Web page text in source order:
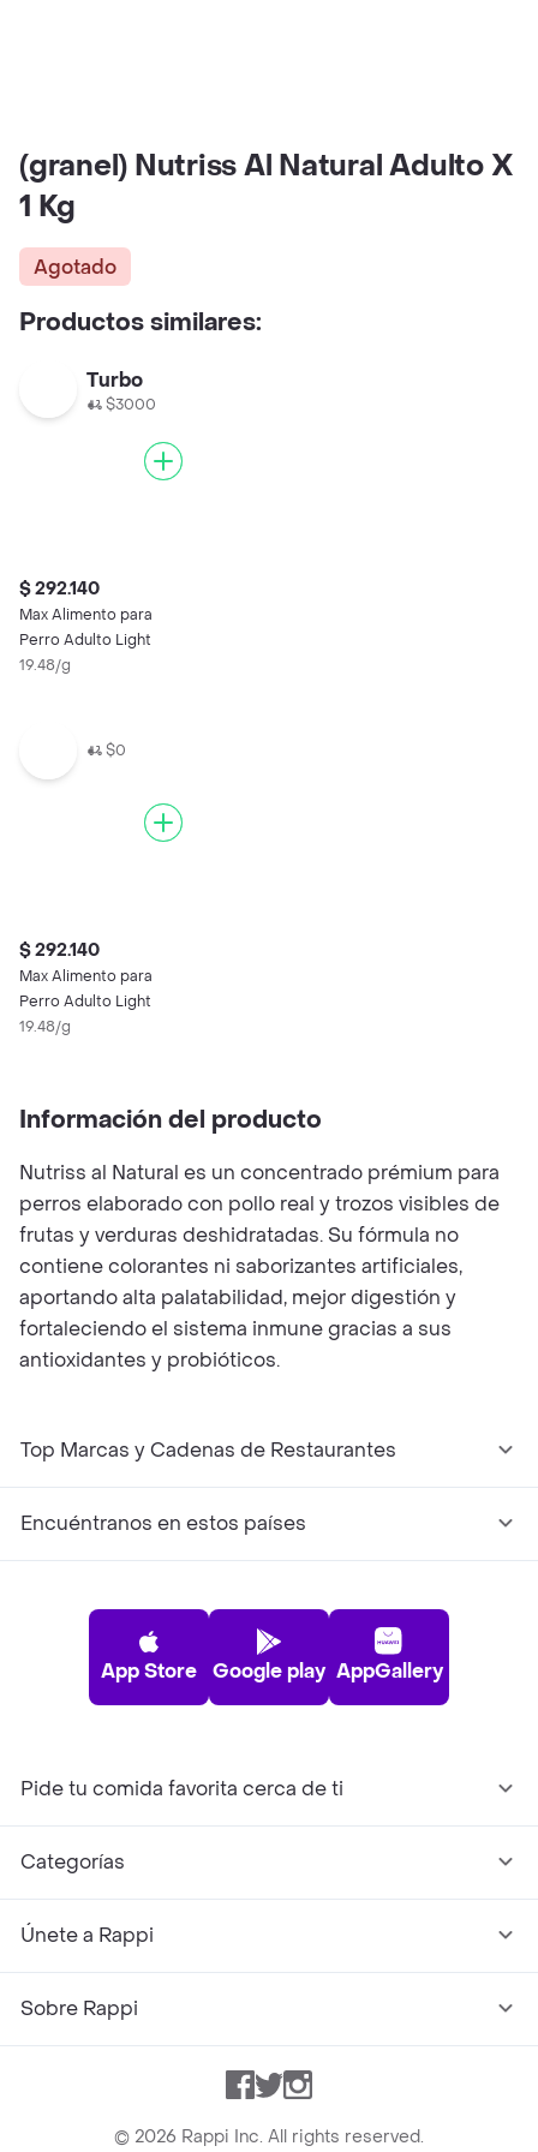
(granel) Nutriss Al Natural Adulto X
1 Kg
Agotado
Productos similares:
Turbo
$3000
$ 292.140
Max Alimento para
Perro Adulto Light
19.48/g
$0
$ 292.140
Max Alimento para
Perro Adulto Light
19.48/g
Información del producto
Nutriss al Natural es un concentrado prémium para
perros elaborado con pollo real y trozos visibles de
frutas y verduras deshidratadas. Su fórmula no
contiene colorantes ni saborizantes artificiales,
aportando alta palatabilidad, mejor digestión y
fortaleciendo el sistema inmune gracias a sus
antioxidantes y probióticos.
Top Marcas y Cadenas de Restaurantes
Encuéntranos en estos países
App Store Google play AppGallery
Pide tu comida favorita cerca de ti
Categorías
Únete a Rappi
Sobre Rappi
Facebook
TwitterInstagram
© 2026 Rappi Inc. All rights reserved.